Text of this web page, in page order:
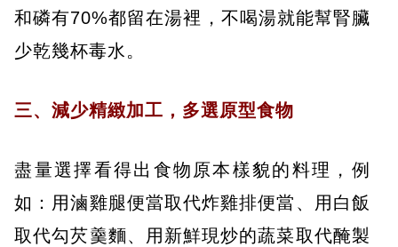
和磷有70%都留在湯裡，不喝湯就能幫腎臟
少乾幾杯毒水。
三、減少精緻加工，多選原型食物
盡量選擇看得出食物原本樣貌的料理，例
如：用滷雞腿便當取代炸雞排便當、用白飯
取代勾芡羹麵、用新鮮現炒的蔬菜取代醃製